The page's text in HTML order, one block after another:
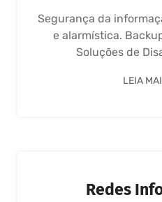
Segurança da
e alarmística.
Soluções de
LEIA
Redes